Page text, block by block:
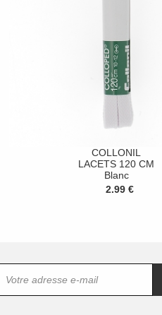
COLLONIL
LACETS 120 CM
Blanc
2.99 €